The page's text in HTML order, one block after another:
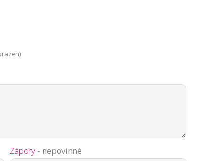
Zápory - nepovinné